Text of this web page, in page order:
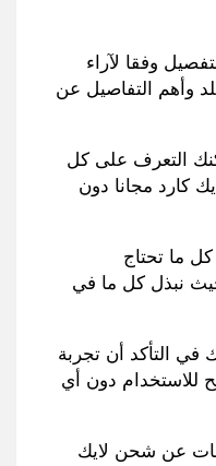
وفقا لآراء
وأهم التفاصيل عن
التعرف على كل
كارد مجانا دون
ما تحتاج
نبذل كل ما في
في التأكد أن تجربة
للاستخدام دون أي
عن شحن لايك